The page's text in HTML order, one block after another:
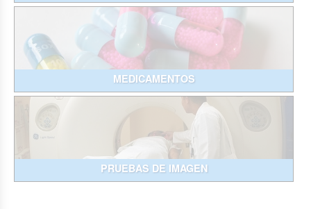
MEDICAMENTOS
PRUEBAS DE IMAGEN